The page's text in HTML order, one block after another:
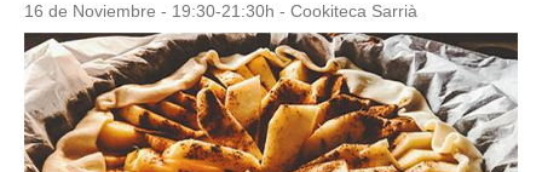
16 de Noviembre - 19:30-21:30h - Cookiteca Sarrià